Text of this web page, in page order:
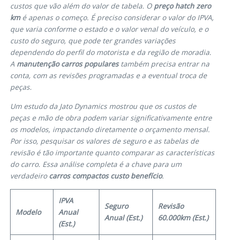
custos que vão além do valor de tabela. O preço hatch zero
kmé apenas o começo. É preciso considerar o valor do IPVA,
que varia conforme o estado e o valor venal do veículo, e o
custo do seguro, que pode ter grandes variações
dependendo do perfil do motorista e da região de moradia.
A manutenção carros popularestambém precisa entrar na
conta, com as revisões programadas e a eventual troca de
peças.
Um estudo da Jato Dynamics mostrou que os custos de
peças e mão de obra podem variar significativamente entre
os modelos, impactando diretamente o orçamento mensal.
Por isso, pesquisar os valores de seguro e as tabelas de
revisão é tão importante quanto comparar as características
do carro. Essa análise completa é a chave para um
verdadeiro carros compactos custo benefício.
Modelo
IPVA
Anual
(Est.)
Seguro
Anual (Est.)
Revisão
60.000km (Est.)